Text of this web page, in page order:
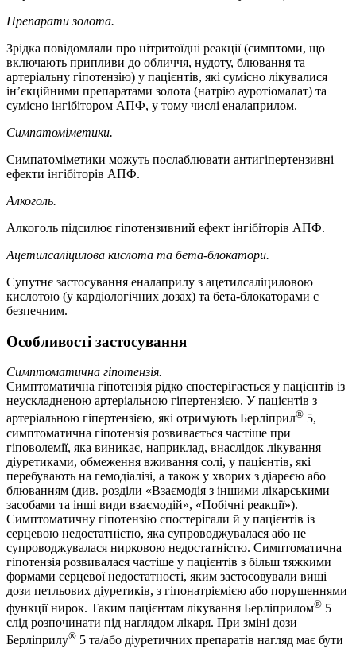
Препарати золота.
Зрідка повідомляли про нітритоїдні реакції (симптоми, що
включають припливи до обличчя, нудоту, блювання та
артеріальну гіпотензію) у пацієнтів, які сумісно лікувалися
ін’єкційними препаратами золота (натрію ауротіомалат) та
сумісно інгібітором АПФ, у тому числі еналаприлом.
Симпатоміметики.
Симпатоміметики можуть послаблювати антигіпертензивні
ефекти інгібіторів АПФ.
Алкоголь.
Алкоголь підсилює гіпотензивний ефект інгібіторів АПФ.
Ацетилсаліцилова кислота та бета-блокатори.
Супутнє застосування еналаприлу з ацетилсаліциловою
кислотою (у кардіологічних дозах) та бета-блокаторами є
безпечним.
Особливості застосування
Симптоматична гіпотензія.
Симптоматична гіпотензія рідко спостерігається у пацієнтів із
неускладненою артеріальною гіпертензією. У пацієнтів з
артеріальною гіпертензією, які отримують Берліприл® 5,
симптоматична гіпотензія розвивається частіше при
гіповолемії, яка виникає, наприклад, внаслідок лікування
діуретиками, обмеження вживання солі, у пацієнтів, які
перебувають на гемодіалізі, а також у хворих з діареєю або
блюванням (див. розділи «Взаємодія з іншими лікарськими
засобами та інші види взаємодій», «Побічні реакції»).
Симптоматичну гіпотензію спостерігали й у пацієнтів із
серцевою недостатністю, яка супроводжувалася або не
супроводжувалася нирковою недостатністю. Симптоматична
гіпотензія розвивалася частіше у пацієнтів з більш тяжкими
формами серцевої недостатності, яким застосовували вищі
дози петльових діуретиків, з гіпонатріємією або порушеннями
функції нирок. Таким пацієнтам лікування Берліприлом® 5
слід розпочинати під наглядом лікаря. При зміні дози
Берліприлу® 5 та/або діуретичних препаратів нагляд має бути